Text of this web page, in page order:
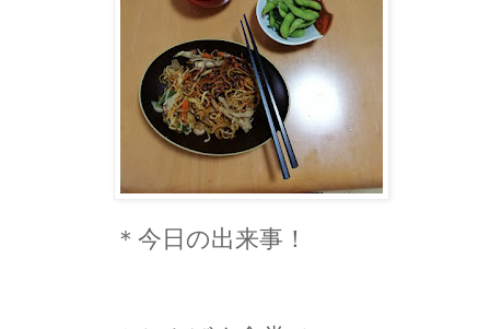
＊今日の出来事！